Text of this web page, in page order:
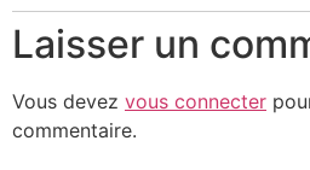
Laisser un
Vous devez vous connecter
commentaire.